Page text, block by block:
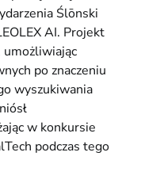
Ślōnski
AI. Projekt
umożliwiając
po znaczeniu
wyszukiwania
w konkursie
podczas tego